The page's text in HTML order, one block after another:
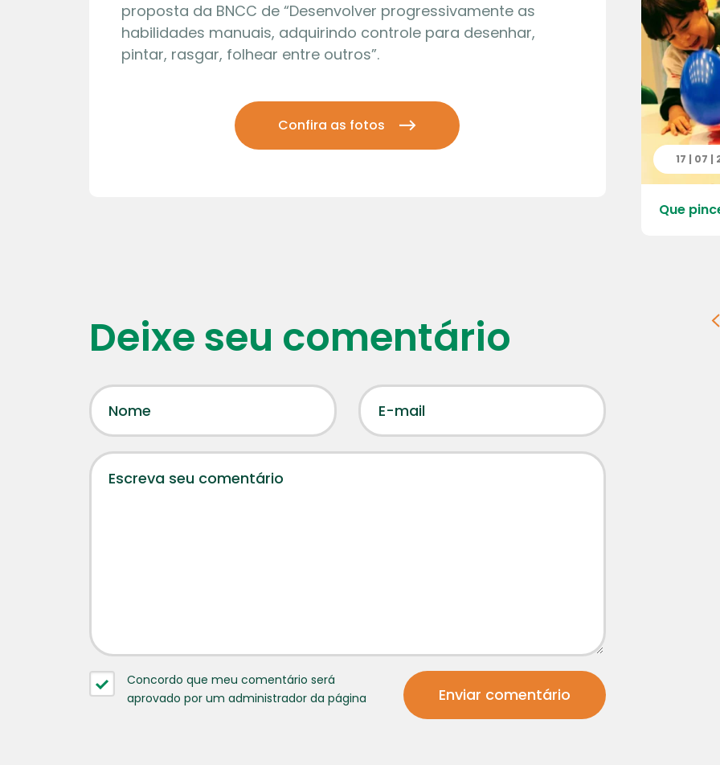
proposta da BNCC de “Desenvolver progressivamente as
habilidades manuais, adquirindo controle para desenhar,
pintar, rasgar, folhear entre outros”.
Confira as fotos
Deixe seu comentário
Concordo que meu comentário será
aprovado por um administrador da página
17 | 07 |
Que